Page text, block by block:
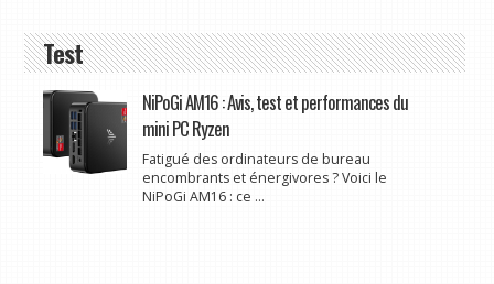
Test
NiPoGi AM16 : Avis, test et performances du
mini PC Ryzen
Fatigué des ordinateurs de bureau
encombrants et énergivores ? Voici le
NiPoGi AM16 : ce ...